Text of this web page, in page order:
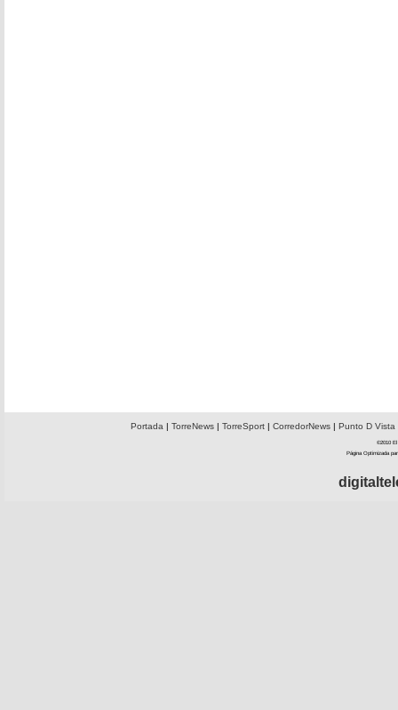
Portada | TorreNews| TorreSport| CorredorNews| Punto D Vista
©2010 El
Página Optimizada